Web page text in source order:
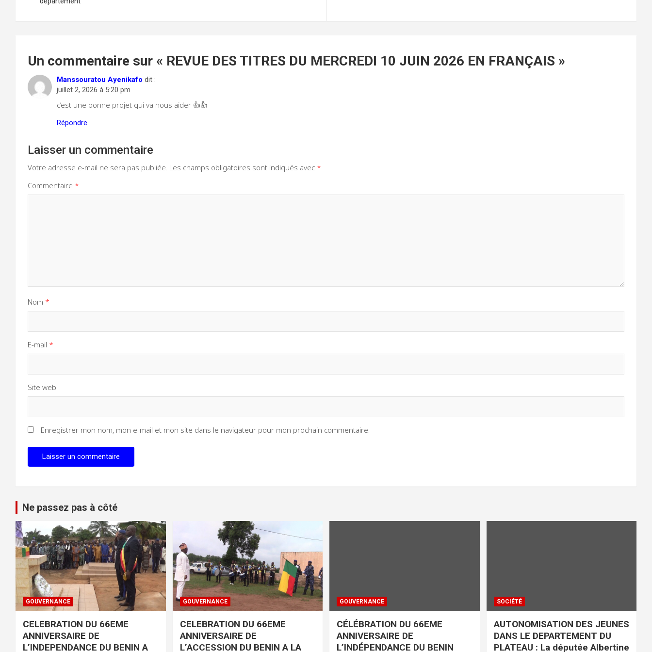
l’article
Un commentaire sur « REVUE DES TITRES DU MERCREDI 10 JUIN 2026 EN FRANÇAIS »
Manssouratou Ayenikafo dit :
juillet 2, 2026 à 5:20 pm
c’est une bonne projet qui va nous aider 👍👍
Répondre
Laisser un commentaire
Votre adresse e-mail ne sera pas publiée. Les champs obligatoires sont indiqués avec *
Commentaire *
Nom *
E-mail *
Site web
Enregistrer mon nom, mon e-mail et mon site dans le navigateur pour mon prochain commentaire.
Ne passez pas à côté
GOUVERNANCE
CELEBRATION DU 66EME
ANNIVERSAIRE DE
L’INDEPENDANCE DU BENIN A
GOUVERNANCE
CELEBRATION DU 66EME
ANNIVERSAIRE DE
L’ACCESSION DU BENIN A LA
GOUVERNANCE
CÉLÉBRATION DU 66EME
ANNIVERSAIRE DE
L’INDÉPENDANCE DU BENIN
SOCIÉTÉ
AUTONOMISATION DES JEUNES
DANS LE DEPARTEMENT DU
PLATEAU : La députée Albertine